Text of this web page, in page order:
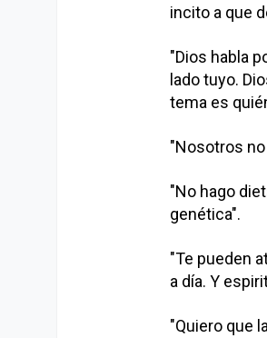
incito a que
"Dios habla
lado tuyo.
tema es
"Nosotros
"No hago
genética".
"Te pueden
a día. Y
"Quiero que